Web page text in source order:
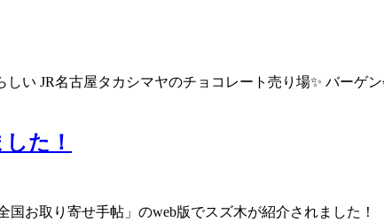
い JR名古屋タカシマヤのチョコレート売り場✨ バーゲ
た！
国お取り寄せ手帖」のweb版でスズ木が紹介されまし